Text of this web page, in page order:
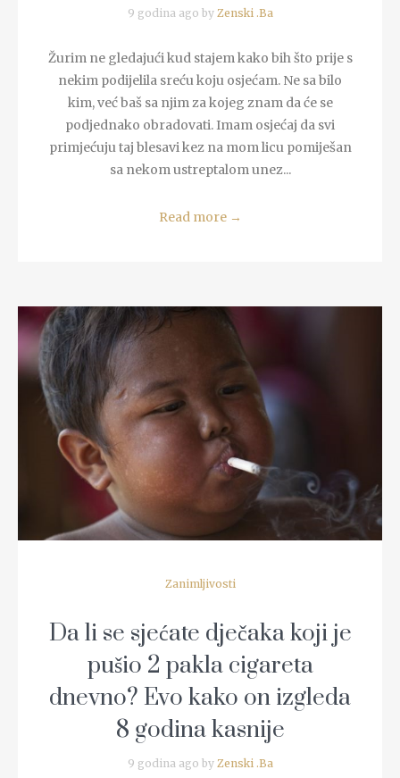
9 godina ago by Zenski .Ba
Žurim ne gledajući kud stajem kako bih što prije s
nekim podijelila sreću koju osjećam. Ne sa bilo
kim, već baš sa njim za kojeg znam da će se
podjednako obradovati. Imam osjećaj da svi
primjećuju taj blesavi kez na mom licu pomiješan
sa nekom ustreptalom unez...
Read more →
READ MORE
Zanimljivosti
Da li se sjećate dječaka koji je
pušio 2 pakla cigareta
dnevno? Evo kako on izgleda
8 godina kasnije
9 godina ago by Zenski .Ba